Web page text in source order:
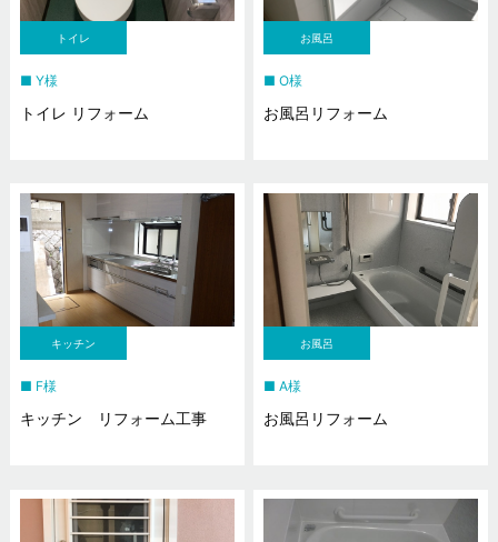
トイレ
Y様
トイレ リフォーム
お風呂
O様
お風呂リフォーム
キッチン
F様
キッチン リフォーム工事
お風呂
A様
お風呂リフォーム